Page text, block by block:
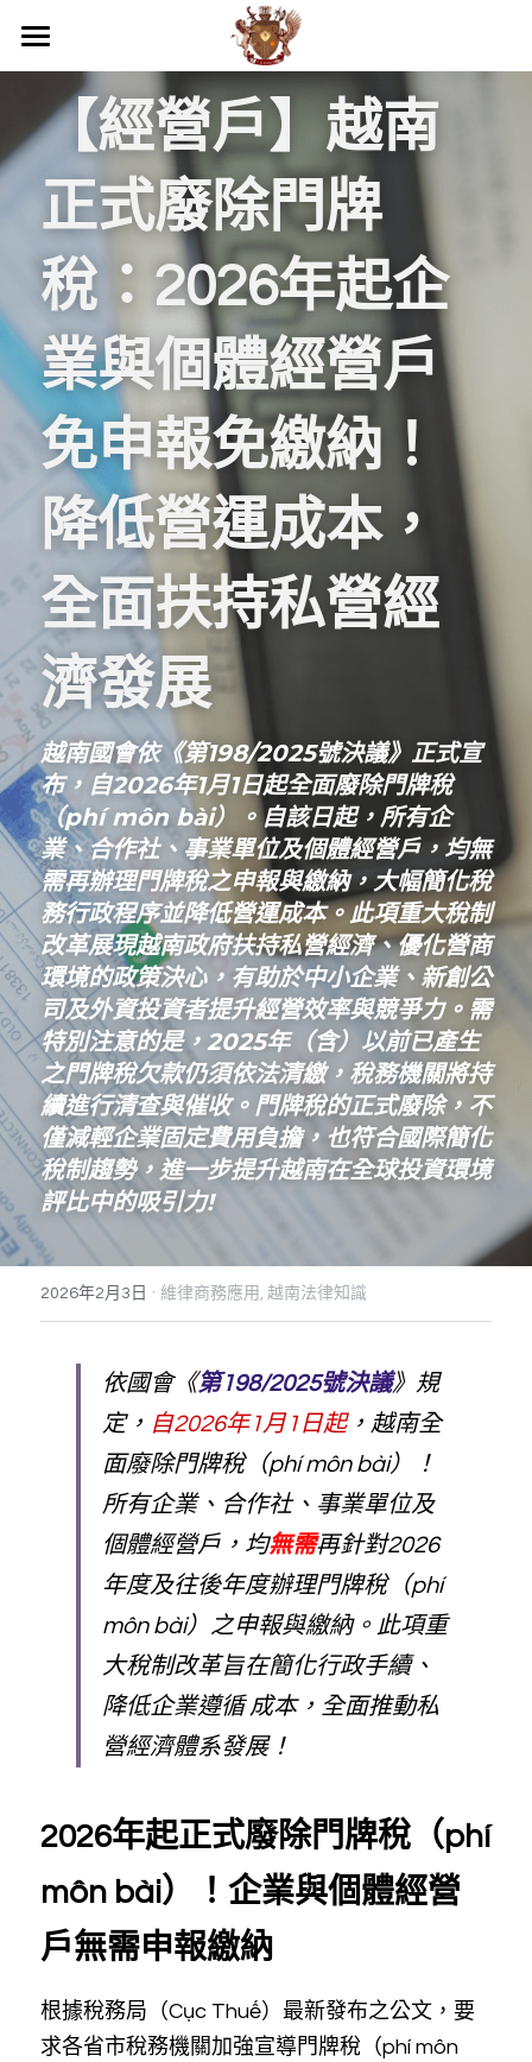
我們的優勢
活動照片
品牌落地代理
代發貨
倉庫管理
通路上架
團隊介紹
顧問及法務部門
貿易部門
行銷部門
商務服務
專業服務
越南民刑事務顧問
企業疑難解決方案
國際企業節稅規劃
越南法律暨智慧財產權顧問
越南服務範圍
越南內外資公司設立服務
國際文件翻譯與公證
越南企業會計外帳
越南商業投資顧問
越南不動產投資顧問
企業併購與盡責調查TDD
第二國家護照
投資諮詢與開業輔導
越南開店商業輔導
越南特殊行業規劃輔導
越南連鎖加盟投資諮詢
境外公司設立與規劃
多角貿易與關聯交易顧問
越南公共關係顧問
ESG企業輔導
ISO企業輔導
越南事務委託經略
越南據點物流委託營運
跨國際企業結構規劃
海外基金經營委託
越南工業區開發案
銀行債權取得/協商
海外教育，實習
浩瀚中學越南代理
其他地區服務
泰國服務範圍
馬來西亞服務範圍
新加坡服務範圍
Dịch vụ
Dân sự, Ly hôn, Thừa kế
Dịch vụ Doanh nghiệp
Dịch vụ thương mại
東律
最新消息
搜索
繁體中文
繁體中文
English
Việt Nam
【經營戶】越南
正式廢除門牌
稅：2026年起企
業與個體經營戶
免申報免繳納！
降低營運成本，
全面扶持私營經
濟發展
越南國會依《第198/2025號決議》正式宣
布，自2026年1月1日起全面廢除門牌稅
（phí môn bài）。自該日起，所有企
業、合作社、事業單位及個體經營戶，均無
需再辦理門牌稅之申報與繳納，大幅簡化稅
務行政程序並降低營運成本。此項重大稅制
改革展現越南政府扶持私營經濟、優化營商
環境的政策決心，有助於中小企業、新創公
司及外資投資者提升經營效率與競爭力。需
特別注意的是，2025年（含）以前已產生
之門牌稅欠款仍須依法清繳，稅務機關將持
續進行清查與催收。門牌稅的正式廢除，不
僅減輕企業固定費用負擔，也符合國際簡化
稅制趨勢，進一步提升越南在全球投資環境
評比中的吸引力!
2026年2月3日 · 維律商務應用, 越南法律知識
依國會《第198/2025號決議》規
定， 自2026年1月1日起，越南全
面廢除門牌稅（phí môn bài）！
所有企業、合作社、事業單位及
個體經營戶，均無需再針對2026
年度及往後年度辦理門牌稅（phí
môn bài）之申報與繳納。此項重
大稅制改革旨在簡化行政手續、
降低企業遵循 成本，全面推動私
營經濟體系發展！
2026年起正式廢除門牌稅（phí
môn bài）！企業與個體經營
戶無需申報繳納
根據稅務局（Cục Thuế）最新發布之公文，要
求各省市稅務機關加強宣導門牌稅（phí môn